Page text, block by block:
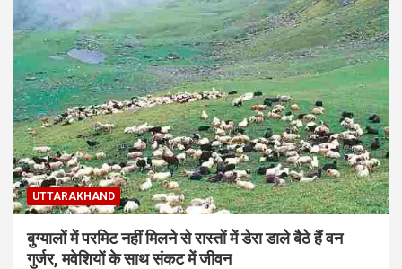
UTTARAKHAND
बुग्यालों में परमिट नहीं मिलने से रास्तों में डेरा डाले बैठे हैं वन
गुर्जर, मवेशियों के साथ संकट में जीवन